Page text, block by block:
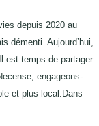
depuis 2020 au
démenti. Aujourd’hui,
est temps de partager
engageons-
et plus local.Dans